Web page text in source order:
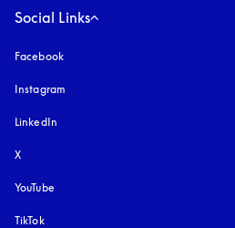
Social Links
Facebook
Instagram
LinkedIn
X
YouTube
TikTok